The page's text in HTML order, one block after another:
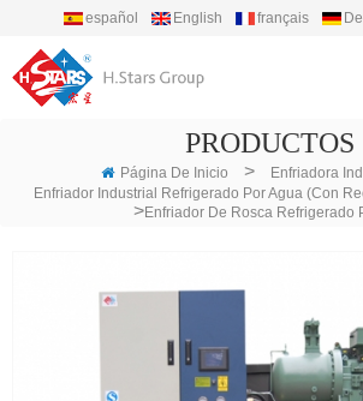
español English français
PRODUCTOS
Página De Inicio > Enfriadora
Enfriador Industrial Refrigerado Por Agua (con
>Enfriador De Rosca Refrigerado